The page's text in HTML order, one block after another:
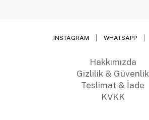
INSTAGRAM WHATSAPP
Hakkımızda
Gizlilik & Güvenlik
Teslimat & İade
KVKK